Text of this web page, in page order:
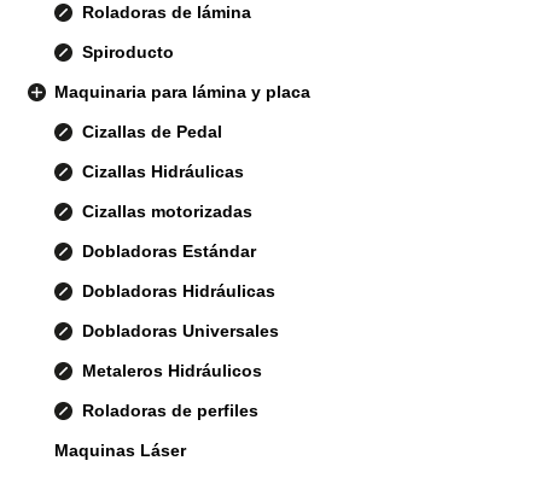
Roladoras de lámina
Spiroducto
Maquinaria para lámina y placa
Cizallas de Pedal
Cizallas Hidráulicas
Cizallas motorizadas
Dobladoras Estándar
Dobladoras Hidráulicas
Dobladoras Universales
Metaleros Hidráulicos
Roladoras de perfiles
Maquinas Láser